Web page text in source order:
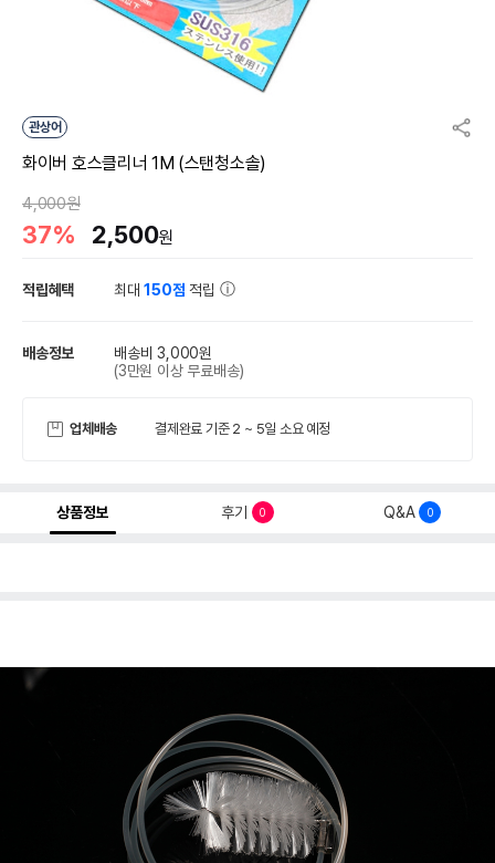
관상어
화이버 호스클리너 1M (스탠청소솔)
4,000원
37% 2,500원
적립혜택 최대150점 적립
배송정보
배송비 3,000원
(3만원 이상 무료배송)
업체배송 결제완료 기준 2 ~ 5일 소요 예정
상품정보 후기 0 Q&A 0